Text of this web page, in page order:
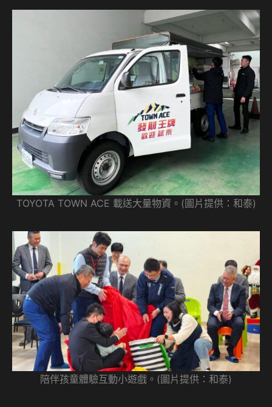
TOYOTA TOWN ACE 載送大量物資。(圖片提供：和泰)
陪伴孩童體驗互動小遊戲。(圖片提供：和泰)